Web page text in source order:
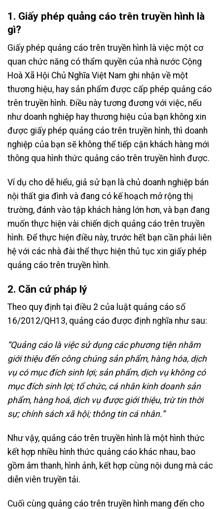
1. Giấy phép quảng cáo trên truyền hình là
gì?
Giấy phép quảng cáo trên truyền hình là việc một cơ
quan chức năng có thẩm quyền của nhà nước Cộng
Hoà Xã Hội Chủ Nghĩa Việt Nam ghi nhận về một
thương hiệu, hay sản phẩm được cấp phép quảng cáo
trên truyền hình. Điều này tương đương với việc, nếu
như doanh nghiệp hay thương hiệu của bạn không xin
được giấy phép quảng cáo trên truyền hình, thì doanh
nghiệp của bạn sẽ không thể tiếp cận khách hàng mới
thông qua hình thức quảng cáo trên truyền hình được.
Ví dụ cho dễ hiểu, giả sử bạn là chủ doanh nghiệp bán
nội thất gia đình và đang có kế hoạch mở rộng thị
trường, đánh vào tập khách hàng lớn hơn, và bạn đang
muốn thực hiện vài chiến dịch quảng cáo trên truyền
hình. Để thực hiện điều này, trước hết bạn cần phải liên
hệ với các nhà đài thể thực hiện thủ tục xin giấy phép
quảng cáo trên truyền hình.
2. Căn cứ pháp lý
Theo quy định tại điều 2 của luật quảng cáo số
16/2012/QH13, quảng cáo được định nghĩa như sau:
“Quảng cáo là việc sử dụng các phương tiện nhằm
giới thiệu đến công chúng sản phẩm, hàng hóa, dịch
vụ có mục đích sinh lợi; sản phẩm, dịch vụ không có
mục đích sinh lợi; tổ chức, cá nhân kinh doanh sản
phẩm, hàng hoá, dịch vụ được giới thiệu, trừ tin thời
sự; chính sách xã hội; thông tin cá nhân.”
Như vậy, quảng cáo trên truyền hình là một hình thức
kết hợp nhiều hình thức quảng cáo khác nhau, bao
gồm âm thanh, hình ảnh, kết hợp cùng nội dung mà các
diễn viên truyền tải.
Cuối cùng quảng cáo trên truyền hình mang đến cho